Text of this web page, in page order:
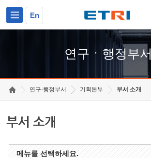
En
연구ㆍ행정부서
연구·행정부서 기획본부 부서 소개
부서 소개
메뉴를 선택하세요.